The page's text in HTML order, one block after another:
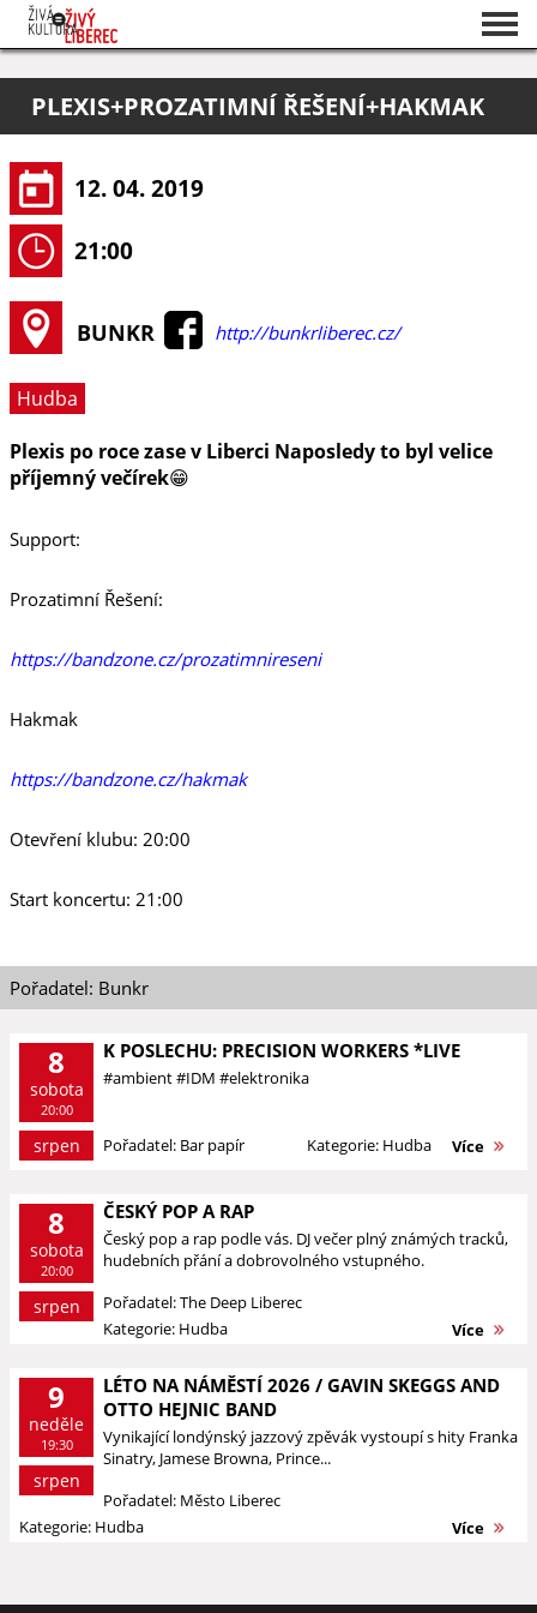
O projektu
Pořadatelé
PLEXIS+PROZATIMNÍ ŘEŠENÍ+HAKMAK
12. 04. 2019
21:00
BUNKR http://bunkrliberec.cz/
Hudba
Plexis po roce zase v Liberci Naposledy to byl velice
příjemný večírek😁
Support:
Prozatimní Řešení:
https://bandzone.cz/prozatimnireseni
Hakmak
https://bandzone.cz/hakmak
Otevření klubu: 20:00
Start koncertu: 21:00
Pořadatel: Bunkr
8
sobota
20:00
srpen
K POSLECHU: PRECISION WORKERS *LIVE
#ambient #IDM #elektronika
Pořadatel: Bar papír Kategorie: Hudba Více
8
sobota
20:00
srpen
ČESKÝ POP A RAP
Český pop a rap podle vás. DJ večer plný známých tracků,
hudebních přání a dobrovolného vstupného.
Pořadatel: The Deep Liberec
Kategorie: Hudba
Více
9
neděle
19:30
srpen
LÉTO NA NÁMĚSTÍ 2026 / GAVIN SKEGGS AND
OTTO HEJNIC BAND
Vynikající londýnský jazzový zpěvák vystoupí s hity Franka
Sinatry, Jamese Browna, Prince...
Pořadatel: Město Liberec
Kategorie: Hudba
Více